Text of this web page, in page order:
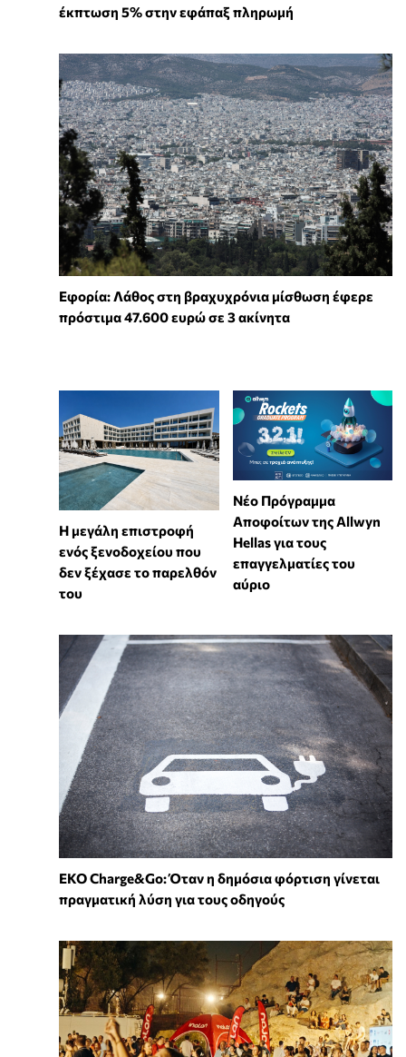
έκπτωση 5% στην εφάπαξ πληρωμή
Εφορία: Λάθος στη βραχυχρόνια μίσθωση έφερε
πρόστιμα 47.600 ευρώ σε 3 ακίνητα
Η μεγάλη επιστροφή
ενός ξενοδοχείου που
δεν ξέχασε το παρελθόν
του
Νέο Πρόγραμμα
Αποφοίτων της Allwyn
Hellas για τους
επαγγελματίες του
αύριο
EKO Charge&Go: Όταν η δημόσια φόρτιση γίνεται
πραγματική λύση για τους οδηγούς